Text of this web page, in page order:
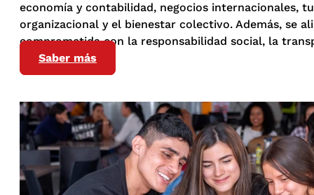
economía y contabilidad, negocios internacionales,
organizacional y el bienestar colectivo. Además, se
comprometida con la responsabilidad social, la
Saber más